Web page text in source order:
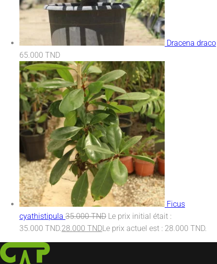
Dracena draco
65.000 TND
Ficus
cyathistipula 35.000TND Le prix initial était :
35.000 TND. 28.000 TNDLe prix actuel est : 28.000 TND.